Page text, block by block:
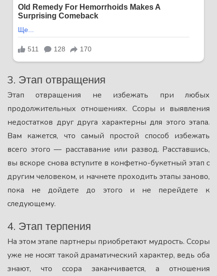
3. Этап отвращения
Этап отвращения не избежать при любых
продолжительных отношениях. Ссоры и выявления
недостатков друг друга характерны для этого этапа.
Вам кажется, что самый простой способ избежать
всего этого — расставание или развод. Расставшись,
вы вскоре снова вступите в конфетно-букетный этап с
другим человеком, и начнете проходить этапы заново,
пока не дойдете до этого и не перейдете к
следующему.
4. Этап терпения
На этом этапе партнеры приобретают мудрость. Ссоры
уже не носят такой драматический характер, ведь оба
знают, что ссора заканчивается, а отношения